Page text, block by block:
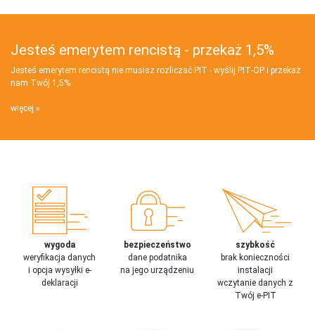
Jesteś emerytem rencistą - przekaż 1,5%
Jesteś emerytem rencistą nie musisz rozliczać PIT - wyślij PIT‑OP i przekaż
nam Twój 1,5%
więcej
wygoda
weryfikacja danych
i opcja wysyłki e-
deklaracji
bezpieczeństwo
dane podatnika
na jego urządzeniu
szybkość
brak konieczności
instalacji
wczytanie danych z
Twój e-PIT